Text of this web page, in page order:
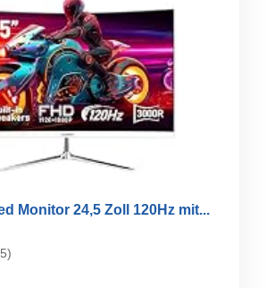
Monitor 24,5 Zoll 120Hz mit...